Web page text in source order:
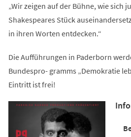
„Wir zeigen auf der Bühne, wie sich
Shakespeares Stück
in ihren Worten entdecken.“
Die Aufführungen in Paderborn
Bundespro- gramms „Demokratie
Eintritt ist frei!